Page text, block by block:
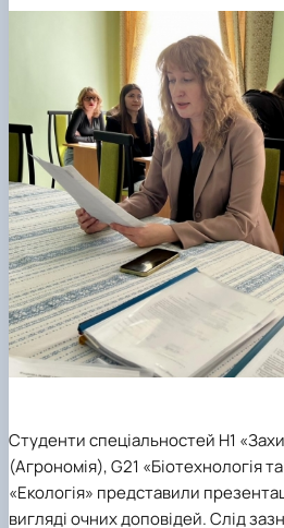
Студенти спеціальностей H1
(Агрономія),G21 «Біотехнологія
«Екологія» представили
вигляді очних доповідей. Слід